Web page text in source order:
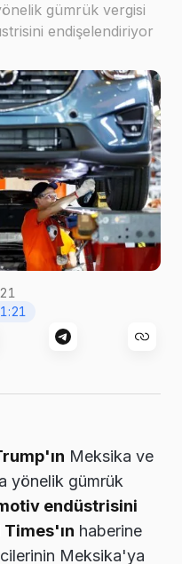
gümrük vergisi
endişelendiriyor
Meksika ve
yönelik gümrük
endüstrisini
haberine
Meksika'ya